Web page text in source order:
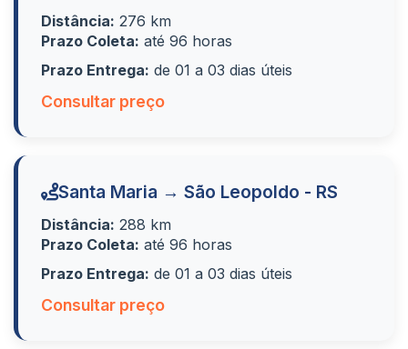
Distância: 276 km
Prazo Coleta: até 96 horas
Prazo Entrega: de 01 a 03 dias úteis
Consultar preço
Santa Maria → São Leopoldo - RS
Distância: 288 km
Prazo Coleta: até 96 horas
Prazo Entrega: de 01 a 03 dias úteis
Consultar preço